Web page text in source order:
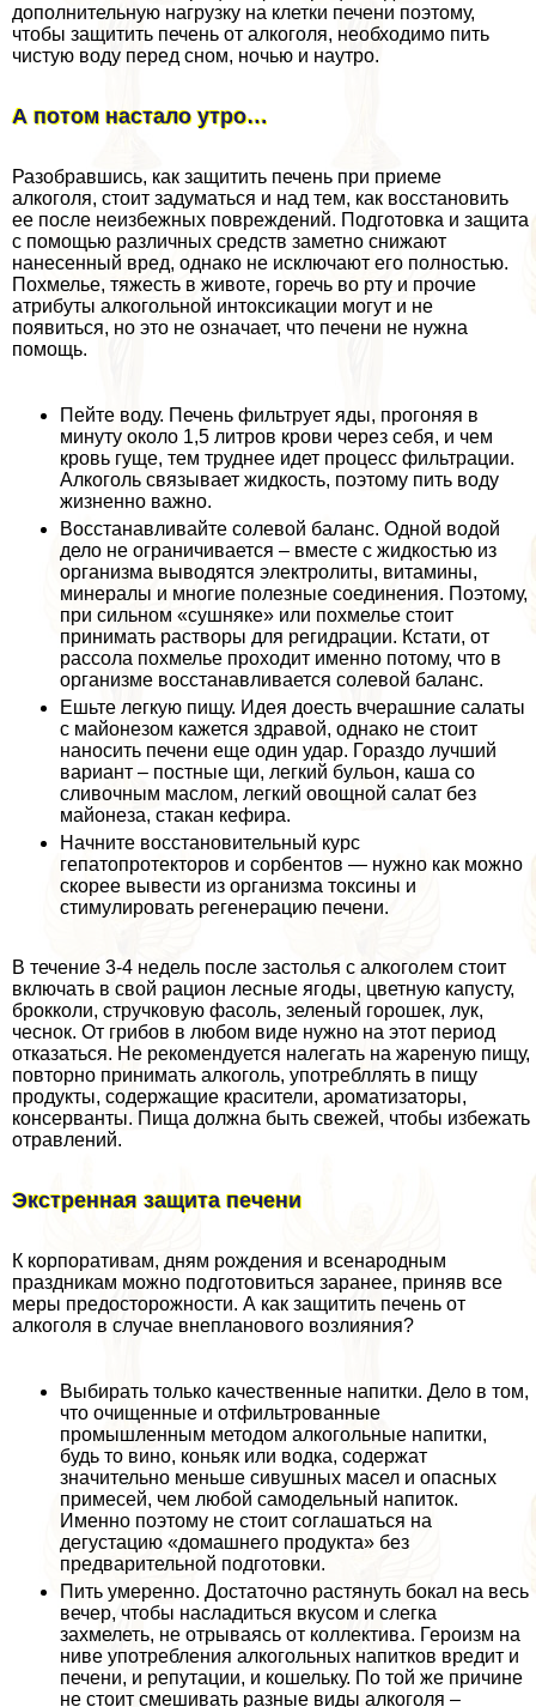
дополнительную нагрузку на клетки печени поэтому,
чтобы защитить печень от алкоголя, необходимо пить
чистую воду перед сном, ночью и наутро.
А потом настало утро…
Разобравшись, как защитить печень при приеме
алкоголя, стоит задуматься и над тем, как восстановить
ее после неизбежных повреждений. Подготовка и защита
с помощью различных средств заметно снижают
нанесенный вред, однако не исключают его полностью.
Похмелье, тяжесть в животе, горечь во рту и прочие
атрибуты алкогольной интоксикации могут и не
появиться, но это не означает, что печени не нужна
помощь.
Пейте воду. Печень фильтрует яды, прогоняя в
минуту около 1,5 литров крови через себя, и чем
кровь гуще, тем труднее идет процесс фильтрации.
Алкоголь связывает жидкость, поэтому пить воду
жизненно важно.
Восстанавливайте солевой баланс. Одной водой
дело не ограничивается – вместе с жидкостью из
организма выводятся электролиты, витамины,
минералы и многие полезные соединения. Поэтому,
при сильном «сушняке» или похмелье стоит
принимать растворы для регидрации. Кстати, от
рассола похмелье проходит именно потому, что в
организме восстанавливается солевой баланс.
Ешьте легкую пищу. Идея доесть вчерашние салаты
с майонезом кажется здравой, однако не стоит
наносить печени еще один удар. Гораздо лучший
вариант – постные щи, легкий бульон, каша со
сливочным маслом, легкий овощной салат без
майонеза, стакан кефира.
Начните восстановительный курс
гепатопротекторов и сорбентов — нужно как можно
скорее вывести из организма токсины и
стимулировать регенерацию печени.
В течение 3-4 недель после застолья с алкоголем стоит
включать в свой рацион лесные ягоды, цветную капусту,
брокколи, стручковую фасоль, зеленый горошек, лук,
чеснок. От грибов в любом виде нужно на этот период
отказаться. Не рекомендуется налегать на жареную пищу,
повторно принимать алкоголь, употрeбллять в пищу
продукты, содержащие красители, ароматизаторы,
консерванты. Пища должна быть свежей, чтобы избежать
отравлений.
Экстренная защита печени
К корпоративам, дням рождения и всенародным
праздникам можно подготовиться заранее, приняв все
меры предосторожности. А как защитить печень от
алкоголя в случае внепланового возлияния?
Выбирать только качественные напитки. Дело в том,
что очищенные и отфильтрованные
промышленным методом алкогольные напитки,
будь то вино, коньяк или водка, содержат
значительно меньше сивушных масел и опасных
примесей, чем любой самодельный напиток.
Именно поэтому не стоит соглашаться на
дегустацию «домашнего продукта» без
предварительной подготовки.
Пить умеренно. Достаточно растянуть бокал на весь
вечер, чтобы насладиться вкусом и слегка
захмелеть, не отрываясь от коллектива. Героизм на
ниве употрeбления алкогольных напитков вредит и
печени, и репутации, и кошельку. По той же причине
не стоит смешивать разные виды алкоголя –